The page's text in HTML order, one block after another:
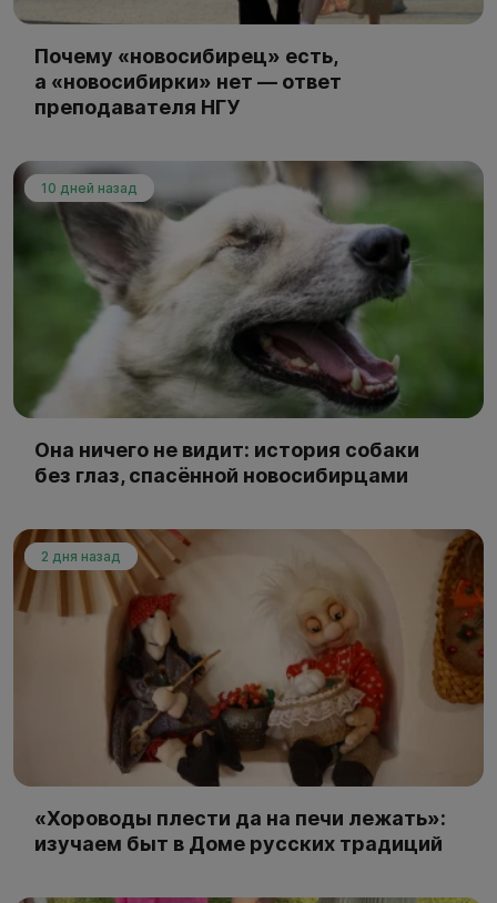
Почему «новосибирец» есть,
а «новосибирки» нет — ответ
преподавателя НГУ
10 дней назад
Она ничего не видит: история собаки
без глаз, спасённой новосибирцами
2 дня назад
«Хороводы плести да на печи лежать»:
изучаем быт в Доме русских традиций